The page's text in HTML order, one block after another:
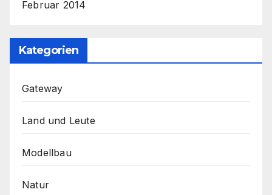
Februar 2014
Kategorien
Gateway
Land und Leute
Modellbau
Natur